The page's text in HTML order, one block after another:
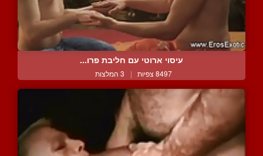
עיסוי ארוטי עם חליבת פרו...
8497 צפיות | 3 המלצות